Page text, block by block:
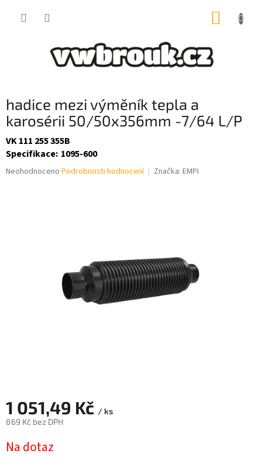
hadice mezi výměník tepla a
karosérii 50/50x356mm -7/64 L/P
VK 111 255 355B
Specifikace: 1095-600
Průměrné
Neohodnoceno Podrobnosti hodnocení Značka: EMPI
1 051,49 Kč / ks
869 Kč bez DPH
cena:
Na dotaz